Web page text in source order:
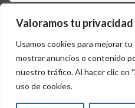
Valoramos tu privacidad
Usamos cookies para mejorar
mostrar anuncios o contenido
nuestro tráfico. Al hacer clic en
uso de cookies.
intención de tratar, curar,